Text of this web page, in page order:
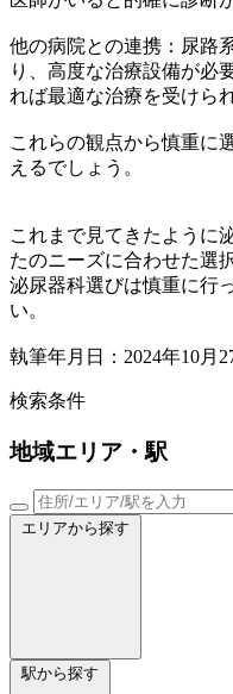
他の病院との連携：尿路
り、高度な治療設備が必
れば最適な治療を受けら
これらの観点から慎重に
えるでしょう。
これまで見てきたように
たのニーズに合わせた選
泌尿器科選びは慎重に行
い。
執筆年月日：2024年10月
検索条件
地域エリア・駅
エリアから探す
駅から探す